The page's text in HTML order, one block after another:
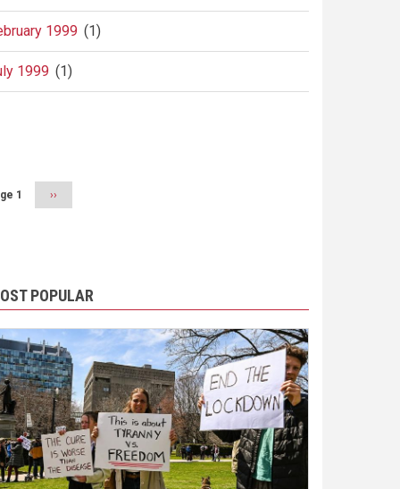
1999 (1)
1999 (1)
1
Next
page
››
POPULAR